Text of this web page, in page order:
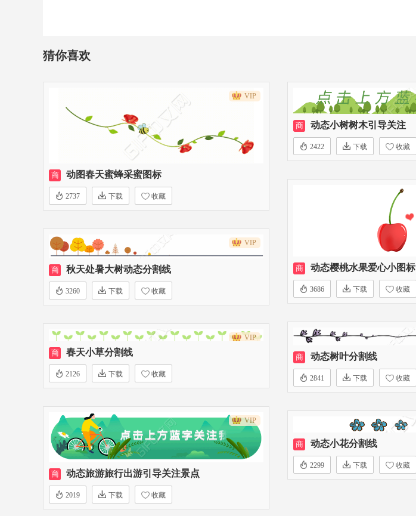
猜你喜欢
VIP
商 动图春天蜜蜂采蜜图标
2737 下载 收藏
商 动态小树树木引导关注
2422 下载 收藏
商 动态樱桃水果爱心小图标
3686 下载 收藏
VIP
商 秋天处暑大树动态分割线
3260 下载
收藏
商 动态树叶分割线
2841 下载 收藏
VIP
商 春天小草分割线
2126 下载 收藏
VIP
商 动态旅游旅行出游引导关注景点
2019 下载 收藏
商 动态小花分割线
2299 下载 收藏